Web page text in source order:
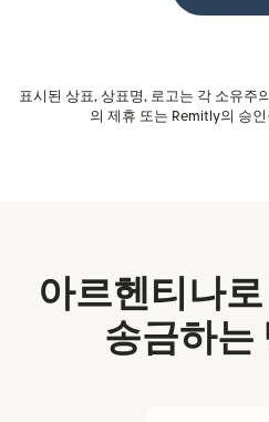
표시된 상표, 상표명, 로고는 각 소유주
의 제휴 또는 Remitly의 승
아르헨티나
송금하는